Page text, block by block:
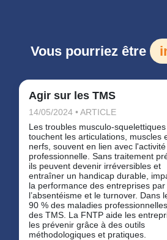
Vous pourriez être
Agir sur les TMS
14/05/2024 • ARTICLE
Les troubles musculo-
touchent les articulations, muscles
nerfs, souvent en lien avec l'activité
professionnelle. Sans traitement
ils peuvent devenir irréversibles et
entraîner un handicap durable,
la performance des entreprises par
l’absentéisme et le turnover. Dans
90 % des maladies
des TMS. La FNTP aide les
les prévenir grâce à des outils
méthodologiques et pratiques.